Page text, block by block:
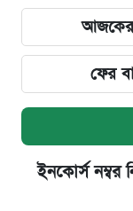
আজকের
ফের
ইনকোর্স নম্বর